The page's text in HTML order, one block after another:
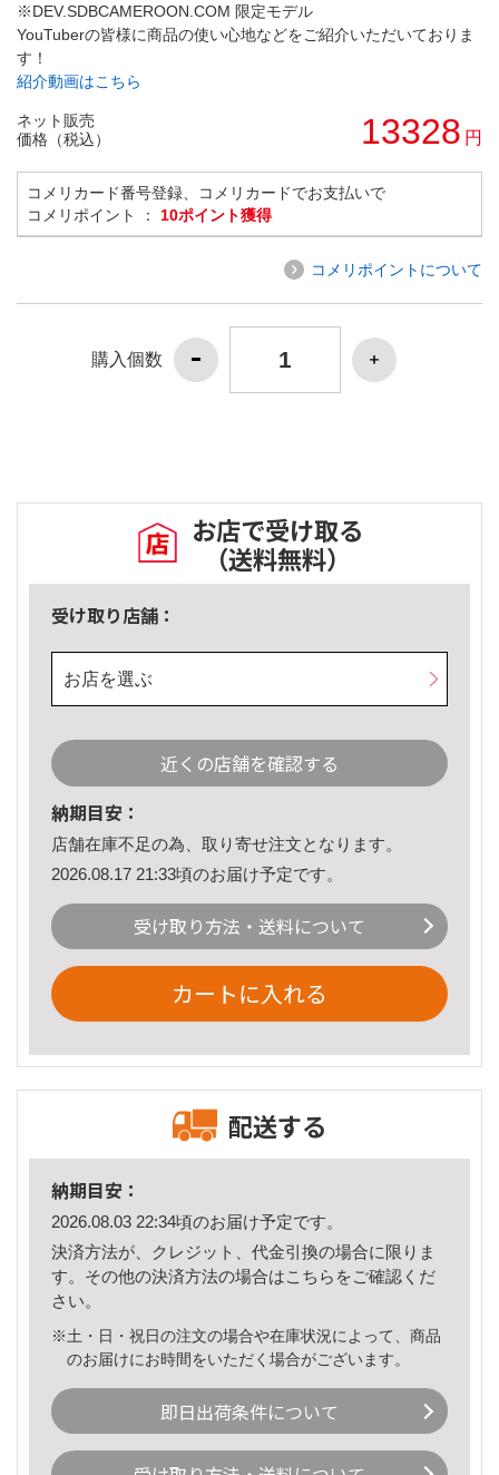
※DEV.SDBCAMEROON.COM 限定モデル
YouTuberの皆様に商品の使い心地などをご紹介いただいておりま
す！
紹介動画はこちら
ネット販売
価格（税込）
13328 円
コメリカード番号登録、コメリカードでお支払いで
コメリポイント ： 10ポイント獲得
コメリポイントについて
購入個数
お店で受け取る
（送料無料）
受け取り店舗：
お店を選ぶ
近くの店舗を確認する
納期目安：
店舗在庫不足の為、取り寄せ注文となります。
2026.08.17 21:33頃のお届け予定です。
受け取り方法・送料について
カートに入れる
配送する
納期目安：
2026.08.03 22:34頃のお届け予定です。
決済方法が、クレジット、代金引換の場合に限りま
す。その他の決済方法の場合はこちら をご確認くだ
さい。
※土・日・祝日の注文の場合や在庫状況によって、商品
のお届けにお時間をいただく場合がございます。
即日出荷条件について